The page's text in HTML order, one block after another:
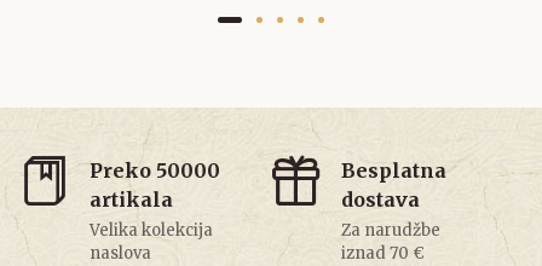
Preko 50000
artikala
Velika kolekcija
naslova
Besplatna
dostava
Za narudžbe
iznad 70 €